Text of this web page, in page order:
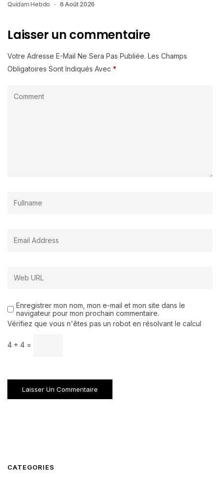
Quidam Hebdo 6 Août 2026
Laisser un commentaire
Votre Adresse E-Mail Ne Sera Pas Publiée. Les Champs
Obligatoires Sont Indiqués Avec *
Enregistrer mon nom, mon e-mail et mon site dans le
navigateur pour mon prochain commentaire.
Vérifiez que vous n'êtes pas un robot en résolvant le calcul
4 + 4 =
CATEGORIES